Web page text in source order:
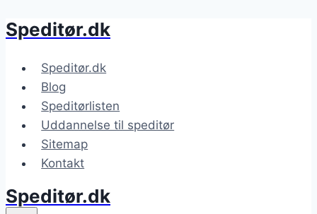
Fortsæt
indhold
Speditør.dk
Speditør.dk
Blog
Speditørlisten
Uddannelse til speditør
Sitemap
Kontakt
Speditør.dk